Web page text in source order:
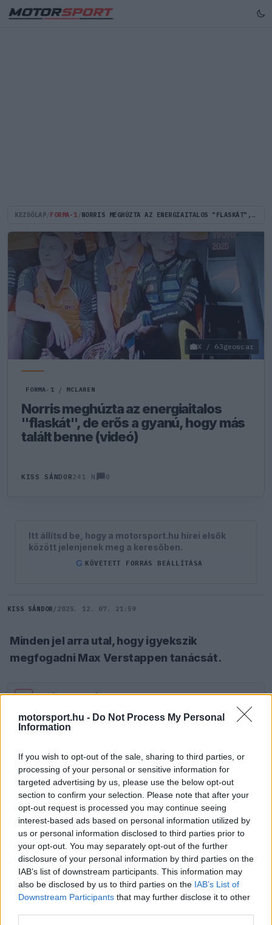
motorsport.hu - Do Not Process My Personal
Information
If you wish to opt-out of the sale, sharing to third parties, or
processing of your personal or sensitive information for
targeted advertising by us, please use the below opt-out
section to confirm your selection. Please note that after your
opt-out request is processed you may continue seeing
interest-based ads based on personal information utilized by
us or personal information disclosed to third parties prior to
your opt-out. You may separately opt-out of the further
disclosure of your personal information by third parties on the
IAB’s list of downstream participants. This information may
also be disclosed by us to third parties on the IAB’s List of
Downstream Participants that may further disclose it to other
KEZDŐLAP FORMA-1 NORRIS MEGHÚZTA AZ ENERGIAITALOS "FLASKÁT", DE ERŐS A GYANÚ, HOGY MÁS TALÁLT BENNE (VIDEÓ)
X / 63geoscar
FORMA-1 / MCLAREN
Norris meghúzta az energiaitalos
"flaskát", de erős a gyanú, hogy más
talált benne (videó)
KISS SÁNDOR241 N 0
Itt állítsd be, hogy a motorsport.hu hírei elsők
között jelenjenek meg a keresőben.
G KÖVETETT FORRÁS BEÁLLÍTÁSA
KISS SÁNDOR / 2025. 12. 07. 21:59
Minden jel arra utal, hogy igyekszik
megfogadni Max Verstappen tanácsát.
SZÓLJ HOZZÁ TE IS!
futott be az Abu-Dzabi Nagydíjon, ám ez is
elegendő volt neki ahhoz, hogy megszerezze
pályafutása első világbajnoki címét.
A futam leintését követően Verstappen gratulált
riválisának, majdegy tanácsot is adott neki
amikor elmondta, hogy sosem tudni, lesz-e újabb
lehetőség még világbajnoki címet ünnepelni, ezért